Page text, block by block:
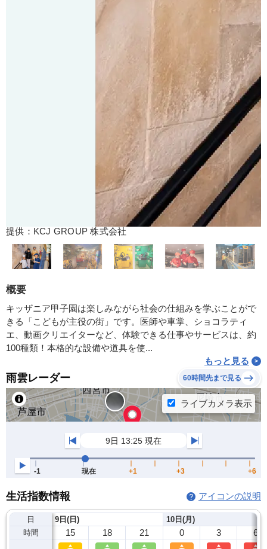
提供：KCJ GROUP 株式会社
概要
キッザニア甲子園は楽しみながら社会の仕組みを学ぶことがで
きる「こどもが主役の街」です。医師や車掌、ショコラティ
エ、動画クリエイターなど、体験できる仕事やサービスは、約
100種類！本格的な設備や道具を使...
もっと見る
雨雲レーダー 60時間先まで見る
生活指数情報 アイコンの説明
日
時間
9日(日)
15 18 21
10日(月)
0 3 6